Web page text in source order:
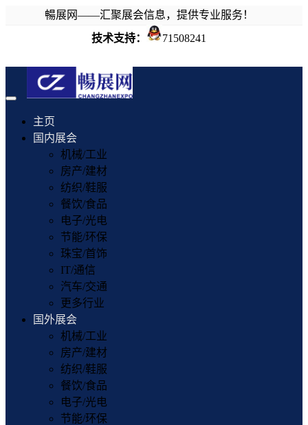
暢展网——汇聚展会信息，提供专业服务！
技术支持：
71508241
Toggle
navigation
主页
国内展会
机械/工业
房产/建材
纺织/鞋服
餐饮/食品
电子/光电
节能/环保
珠宝/首饰
IT/通信
汽车/交通
更多行业
国外展会
机械/工业
房产/建材
纺织/鞋服
餐饮/食品
电子/光电
节能/环保